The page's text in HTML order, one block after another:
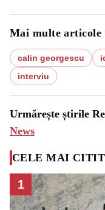
Mai multe articole
calin georgescu
interviu
Urmărește știrile
News
CELE MAI
1